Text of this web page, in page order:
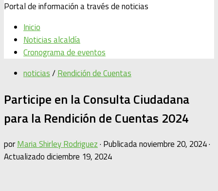
Portal de información a través de noticias
Inicio
Noticias alcaldía
Cronograma de eventos
noticias/Rendición de Cuentas
Participe en la Consulta Ciudadana
para la Rendición de Cuentas 2024
porMaria Shirley Rodriguez· Publicadanoviembre 20, 2024·
Actualizadodiciembre 19, 2024